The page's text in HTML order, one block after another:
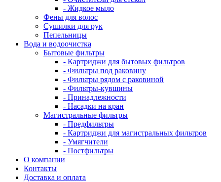
- Жидкое мыло
Фены для волос
Сушилки для рук
Пепельницы
Вода и водоочистка
Бытовые фильтры
- Картриджи для бытовых фильтров
- Фильтры под раковину
- Фильтры рядом с раковиной
- Фильтры-кувшины
- Принадлежности
- Насадки на кран
Магистральные фильтры
- Предфильтры
- Картриджи для магистральных фильтров
- Умягчители
- Постфильтры
О компании
Контакты
Доставка и оплата